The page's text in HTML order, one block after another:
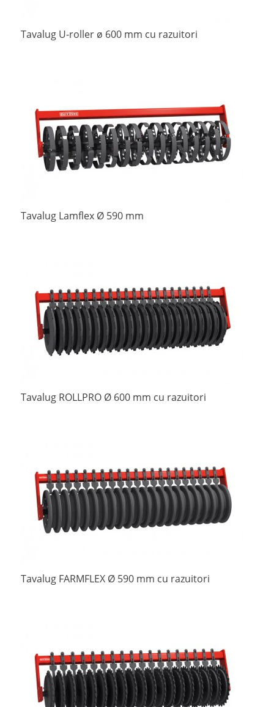
Tavalug U-roller ø 600 mm cu razuitori
Tavalug Lamflex Ø 590 mm
Tavalug ROLLPRO Ø 600 mm cu razuitori
Tavalug FARMFLEX Ø 590 mm cu razuitori